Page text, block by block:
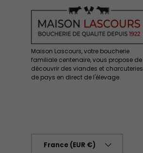
Maison Lascours, votre boucherie
familiale centenaire, vous propose de
découvrir des viandes et charcuteries
de pays en direct de l'élevage.
France (EUR €)